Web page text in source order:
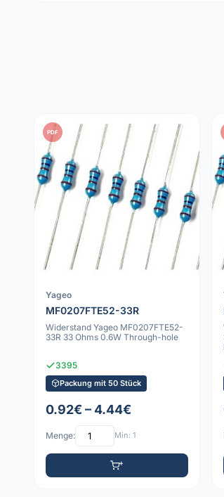
PDF
Yageo
MF0207FTE52-33R
Widerstand Yageo MF0207FTE52-
33R 33 Ohms 0.6W Through-hole
3395
Packung mit 50 Stück
0.92€ – 4.44€
Menge: Min: 1